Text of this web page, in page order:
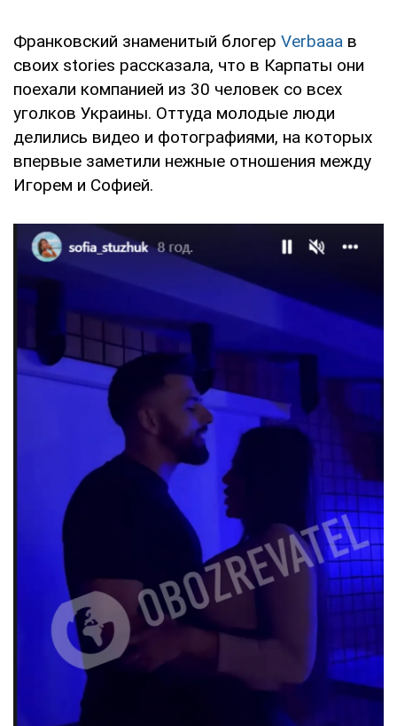
Франковский знаменитый блогер Verbaaa в
своих stories рассказала, что в Карпаты они
поехали компанией из 30 человек со всех
уголков Украины. Оттуда молодые люди
делились видео и фотографиями, на которых
впервые заметили нежные отношения между
Игорем и Софией.